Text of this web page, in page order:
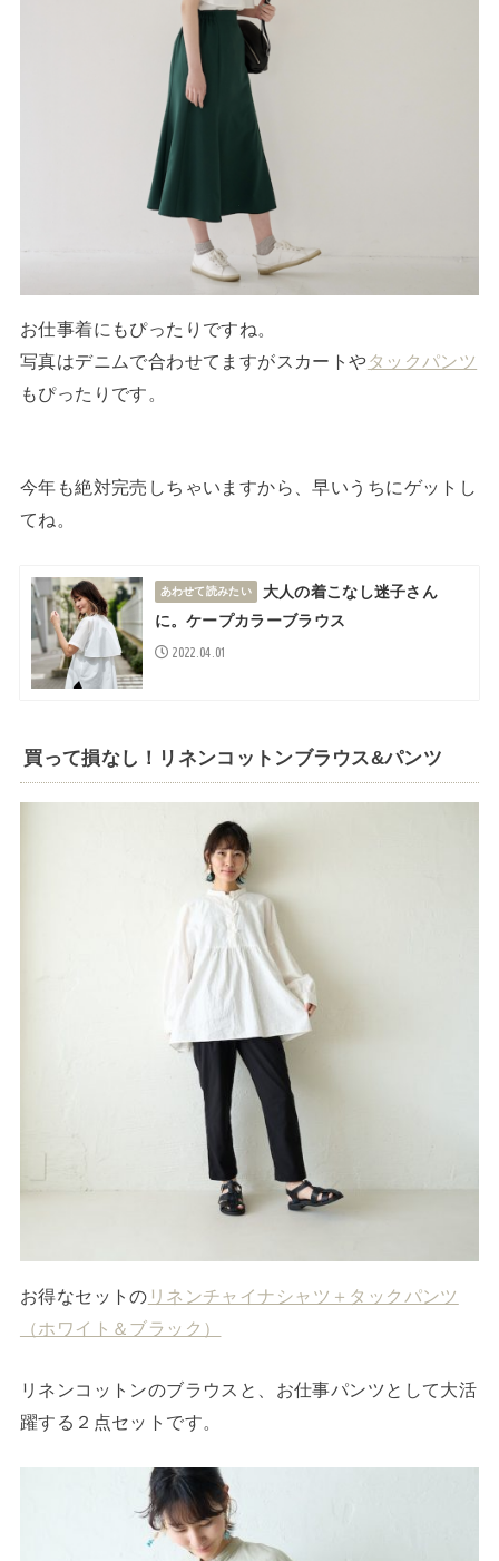
お仕事着にもぴったりですね。
写真はデニムで合わせてますがスカートやタックパンツ
もぴったりです。
今年も絶対完売しちゃいますから、早いうちにゲットし
てね。
あわせて読みたい
大人の着こなし迷子さん
に。ケープカラーブラウス
2022.04.01
買って損なし！リネンコットンブラウス&パンツ
お得なセットの リネンチャイナシャツ＋タックパンツ
（ホワイト＆ブラック）
リネンコットンのブラウスと、お仕事パンツとして大活
躍する２点セットです。